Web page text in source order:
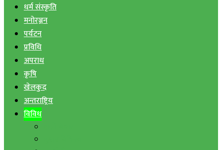
धर्म संस्कृति
मनोरञ्जन
पर्यटन
प्रविधि
अपराध
कृषि
खेलकुद
अन्तराष्ट्रिय
विविध